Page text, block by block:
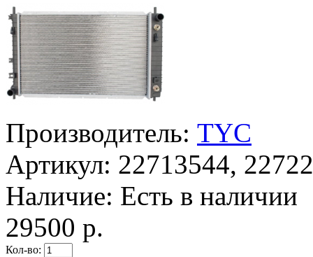
Производитель: TYC
Артикул: 22713544,
Наличие: Есть в наличии
29500 р.
Кол-во: